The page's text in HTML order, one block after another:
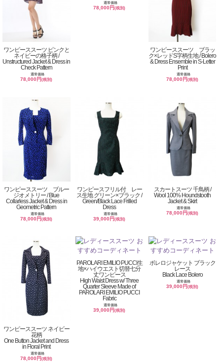
ワンピーススーツ ピンクと
ネイビーの格子柄 /
Unstructured Jacket & Dress in
Check Pattern
通常価格
78,000円(税別)
通常価格
78,000円(税別)
ワンピーススーツ ブラッ
ク×レッドS字柄生地 / Bolero
& Dress Ensemble in S-Letter
Print
通常価格
78,000円(税別)
ワンピーススーツ ブルー
ジオメトリー / Blue
Collarless Jacket & Dress in
Geometric Pattern
通常価格
78,000円(税別)
ワンピースフリル付 レー
ス生地 グリーン×ブラック /
Green/Black Lace Frilled
Dress
通常価格
39,000円(税別)
スカートスーツ 千鳥柄 /
Wool 100% Houndstooth
Jacket & Skirt
通常価格
78,000円(税別)
ワンピーススーツ ネイビー
花柄
One Button Jacket and Dress
in Floral Print
通常価格
78,000円(税別)
PAROLARI EMILIO PUCCI生
地×ハイウエスト切替七分
丈ワンピース
High Waist Dress w/ Three
Quarter Sleeve Made of
PAROLARI EMILIO PUCCI
Fabric
通常価格
39,000円(税別)
ボレロジャケット ブラック
レース
Black Lace Bolero
通常価格
39,000円(税別)